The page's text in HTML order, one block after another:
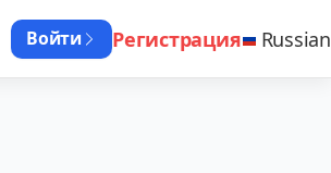
Войти Регистрация Russian